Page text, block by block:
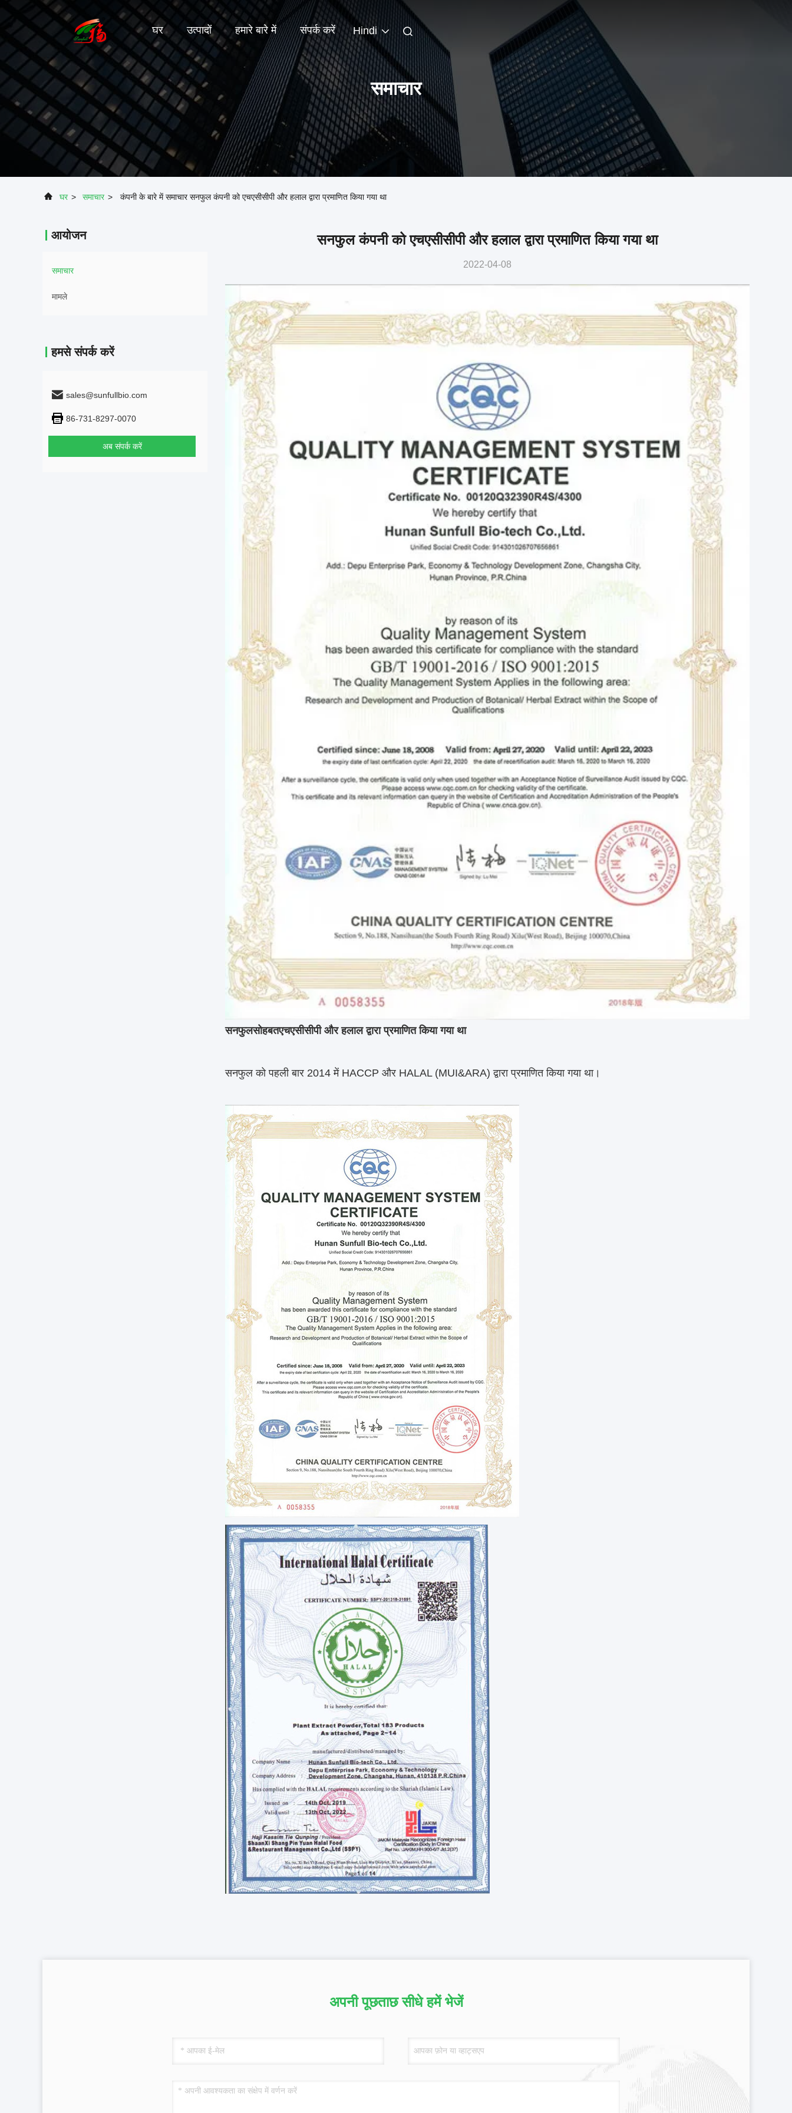
घर उत्पादों हमारे बारे में संपर्क करें Hindi
समाचार
घर > समाचार > कंपनी के बारे में समाचार सनफुल कंपनी को एचएसीसीपी और हलाल द्वारा प्रमाणित किया गया था
आयोजन
समाचार
मामले
हमसे संपर्क करें
sales@sunfullbio.com
86-731-8297-0070
अब संपर्क करें
सनफुल कंपनी को एचएसीसीपी और हलाल द्वारा प्रमाणित किया गया था
2022-04-08
सनफुलसोहबतएचएसीसीपी और हलाल द्वारा प्रमाणित किया गया था
सनफुल को पहली बार 2014 में HACCP और HALAL (MUI&ARA) द्वारा प्रमाणित किया गया था।
अपनी पूछताछ सीधे हमें भेजें